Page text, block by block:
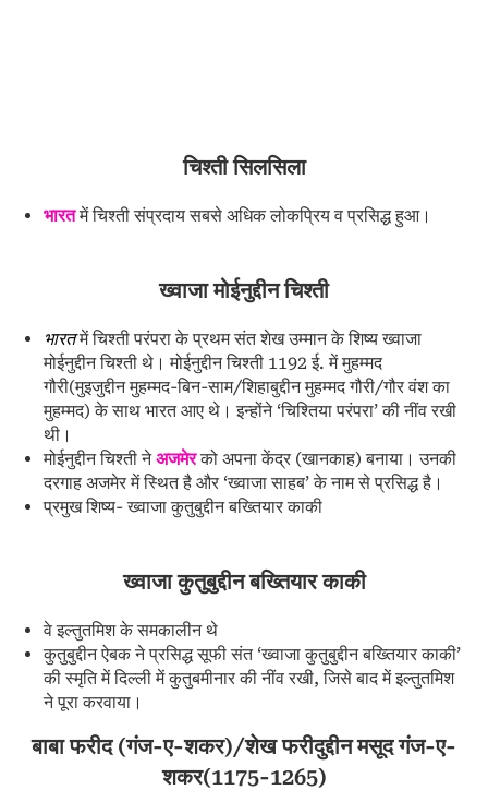
चिश्ती सिलसिला
भारतमें चिश्ती संप्रदाय सबसे अधिक लोकप्रिय व प्रसिद्ध हुआ।
ख्वाजा मोईनुद्दीन चिश्ती
भारतमें चिश्ती परंपरा के प्रथम संत शेख उम्मान के शिष्य ख्वाजा
मोईनुद्दीन चिश्ती थे। मोईनुद्दीन चिश्ती 1192 ई. में मुहम्मद
गौरी(मुइजुद्दीन मुहम्मद-बिन-साम/शिहाबुद्दीन मुहम्मद गौरी/गौर वंश का
मुहम्मद) के साथ भारत आए थे। इन्होंने ‘चिश्तिया परंपरा’ की नींव रखी
थी।
मोईनुद्दीन चिश्ती नेअजमेरको अपना केंद्र (खानकाह) बनाया। उनकी
दरगाह अजमेर में स्थित है और ‘ख्वाजा साहब’ के नाम से प्रसिद्ध है।
प्रमुख शिष्य- ख्वाजा कुतुबुद्दीन बख्तियार काकी
ख्वाजा कुतुबुद्दीन बख्तियार काकी
वे इल्तुतमिश के समकालीन थे
कुतुबुद्दीन ऐबक ने प्रसिद्ध सूफी संत ‘ख्वाजा कुतुबुद्दीन बख्तियार काकी’
की स्मृति में दिल्ली में कुतुबमीनार की नींव रखी, जिसे बाद में इल्तुतमिश
ने पूरा करवाया।
बाबा फरीद (गंज-ए-शकर)/शेख फरीदुद्दीन मसूद गंज-ए-
शकर(1175-1265)